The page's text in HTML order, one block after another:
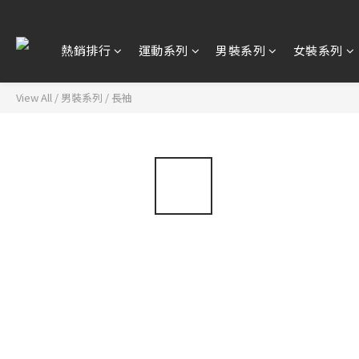
熱銷排行 運動系列 男裝系列 女裝系列
View All / 男裝系列 / 長袖